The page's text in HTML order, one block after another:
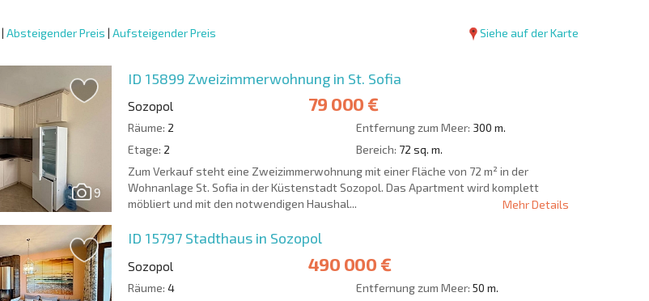
| Absteigender Preis | Aufsteigender Preis Siehe auf der Karte
9
ID 15899 Zweizimmerwohnung in St. Sofia
Sozopol 79 000 €
Räume: 2 Entfernung zum Meer: 300 m.
Etage: 2 Bereich: 72 sq. m.
Zum Verkauf steht eine Zweizimmerwohnung mit einer Fläche von 72 m² in der
Wohnanlage St. Sofia in der Küstenstadt Sozopol. Das Apartment wird komplett
möbliert und mit den notwendigen Haushal...
Mehr Details
ID 15797 Stadthaus in Sozopol
Sozopol 490 000 €
Räume: 4 Entfernung zum Meer: 50 m.